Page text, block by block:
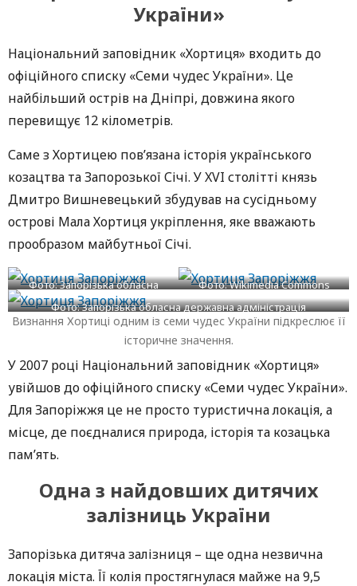
України»
Національний заповідник «Хортиця» входить до
офіційного списку «Семи чудес України». Це
найбільший острів на Дніпрі, довжина якого
перевищує 12 кілометрів.
Саме з Хортицею пов’язана історія українського
козацтва та Запорозької Січі. У XVI столітті князь
Дмитро Вишневецький збудував на сусідньому
острові Мала Хортиця укріплення, яке вважають
прообразом майбутньої Січі.
Фото: Запорізька обласна
державна адміністрація
Фото: Wikimedia Commons
Фото: Запорізька обласна державна адміністрація
Визнання Хортиці одним із семи чудес України підкреслює її
історичне значення.
У 2007 році Національний заповідник «Хортиця»
увійшов до офіційного списку «Семи чудес України».
Для Запоріжжя це не просто туристична локація, а
місце, де поєдналися природа, історія та козацька
пам’ять.
Одна з найдовших дитячих
залізниць України
Запорізька дитяча залізниця – ще одна незвична
локація міста. Її колія простягнулася майже на 9,5